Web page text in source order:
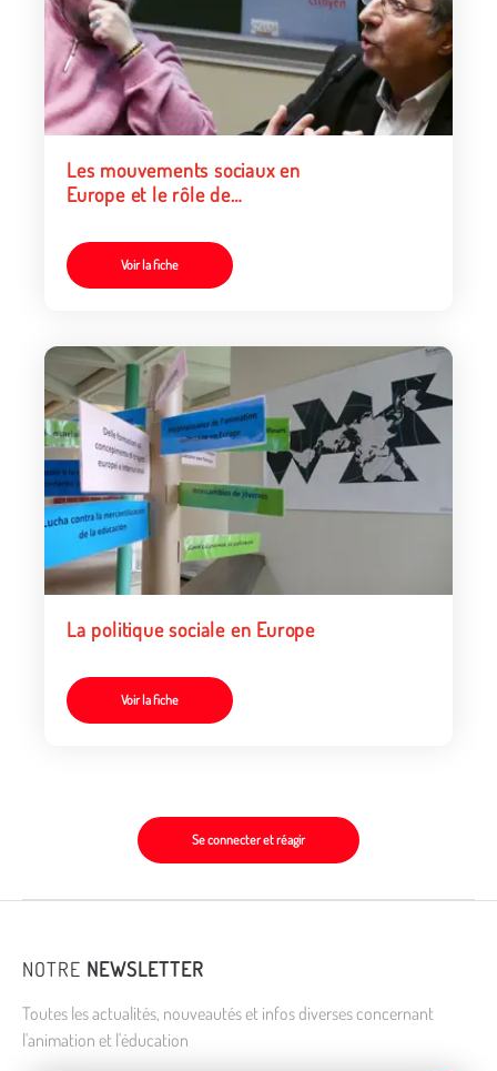
Les mouvements sociaux en
Europe et le rôle de
Voir la fiche
La politique sociale en Europe
Voir la fiche
Se connecter et réagir
NOTRE NEWSLETTER
Toutes les actualités, nouveautés et infos diverses concernant
l'animation et l'éducation